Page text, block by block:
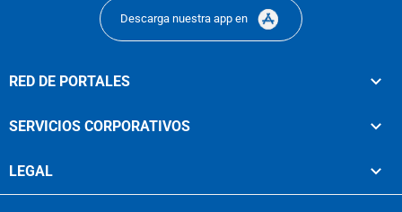
Descarga nuestra app en
RED DE PORTALES
SERVICIOS CORPORATIVOS
LEGAL